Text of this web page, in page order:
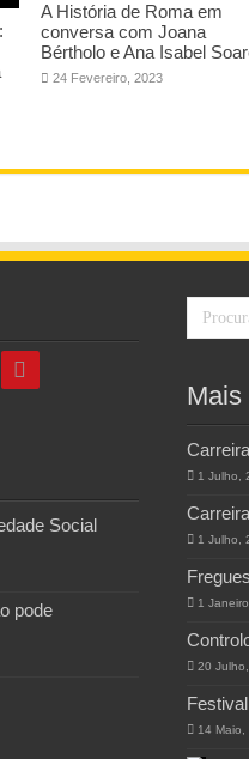
A História de Roma em
conversa com Joana
Bértholo e Ana Isabel
24 Fevereiro, 2023
Social
pode
Mais
1 Julho,
1 Julho,
1
20
14 Maio,